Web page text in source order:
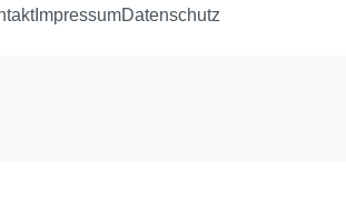
ImpressumDatenschutz